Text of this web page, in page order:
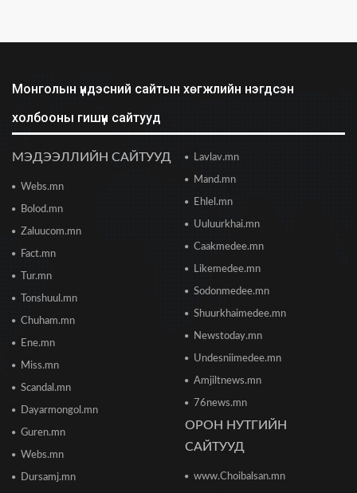
2028 оны сонгуульд Т.Баярхүү хүч үзэхээ мэдэгдэв
2026/06/23 18:47
худалдааны төв худалдаа эрхлэгчдэд хаалгаа
Борооны ус зайлуулах худаг, шугам руу ахуйн
2026/06/20 11:04
Б.Даваадалай: Уурхайн менежментээс
Сонсголгүй төрийн СОНСГОЛ-2
2026/06/19 10:17
Сонсголгүй төрийн СОНСГОЛ-2
Монголын үндэсний сайтын хөгжлийн нэгдсэн
холбооны гишүүн сайтууд
МЭДЭЭЛЛИЙН САЙТУУД
Webs.mn
Bolod.mn
Zaluucom.mn
Fact.mn
Tur.mn
Tonshuul.mn
Chuham.mn
Ene.mn
Miss.mn
Scandal.mn
Dayarmongol.mn
Guren.mn
Webs.mn
Dursamj.mn
Lavlav.mn
Mand.mn
Ehlel.mn
Uuluurkhai.mn
Caakmedee.mn
Likemedee.mn
Sodonmedee.mn
Shuurkhaimedee.mn
Newstoday.mn
Undesniimedee.mn
Amjiltnews.mn
76news.mn
ОРОН НУТГИЙН
САЙТУУД
www.Choibalsan.mn